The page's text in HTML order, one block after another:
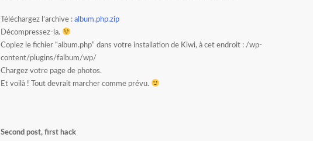
Téléchargez l’archive : album.php.zip
Décompressez-la.
Copiez le fichier “album.php” dans votre installation de Kiwi, à cet endroit : /wp-
content/plugins/falbum/wp/
Chargez votre page de photos.
Et voilà ! Tout devrait marcher comme prévu.
Second post, first hack